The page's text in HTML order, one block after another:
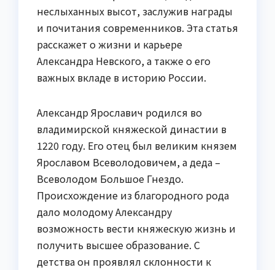
неслыханных высот, заслужив награды
и почитания современников. Эта статья
расскажет о жизни и карьере
Александра Невского, а также о его
важных вкладе в историю России.
Александр Ярославич родился во
владимирской княжеской династии в
1220 году. Его отец был великим князем
Ярославом Всеволодовичем, а деда –
Всеволодом Большое Гнездо.
Происхождение из благородного рода
дало молодому Александру
возможность вести княжескую жизнь и
получить высшее образование. С
детства он проявлял склонности к